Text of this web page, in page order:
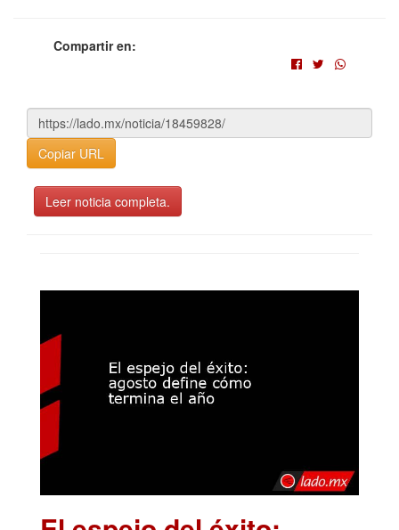
Compartir en:
Copiar URL
Leer noticia completa.